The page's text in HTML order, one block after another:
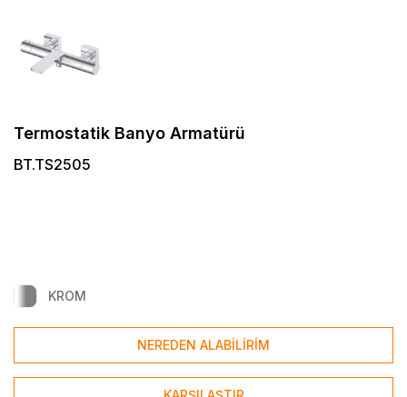
Termostatik Banyo Armatürü
BT.TS2505
KROM
NEREDEN ALABİLİRİM